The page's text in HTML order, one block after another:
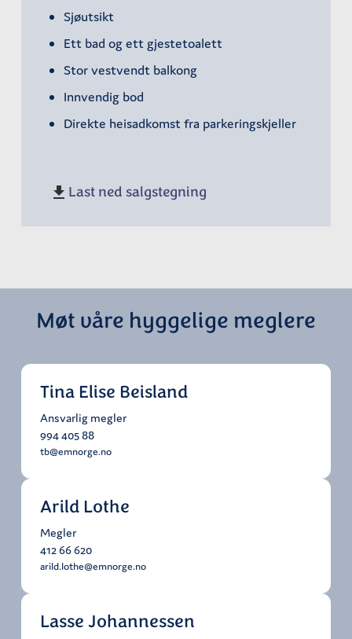
Sjøutsikt
Ett bad og ett gjestetoalett
Stor vestvendt balkong
Innvendig bod
Direkte heisadkomst fra parkeringskjeller
Last ned salgstegning
Møt våre hyggelige meglere
Tina Elise Beisland
Ansvarlig megler
994 405 88
tb@emnorge.no
Arild Lothe
Megler
412 66 620
arild.lothe@emnorge.no
Lasse Johannessen